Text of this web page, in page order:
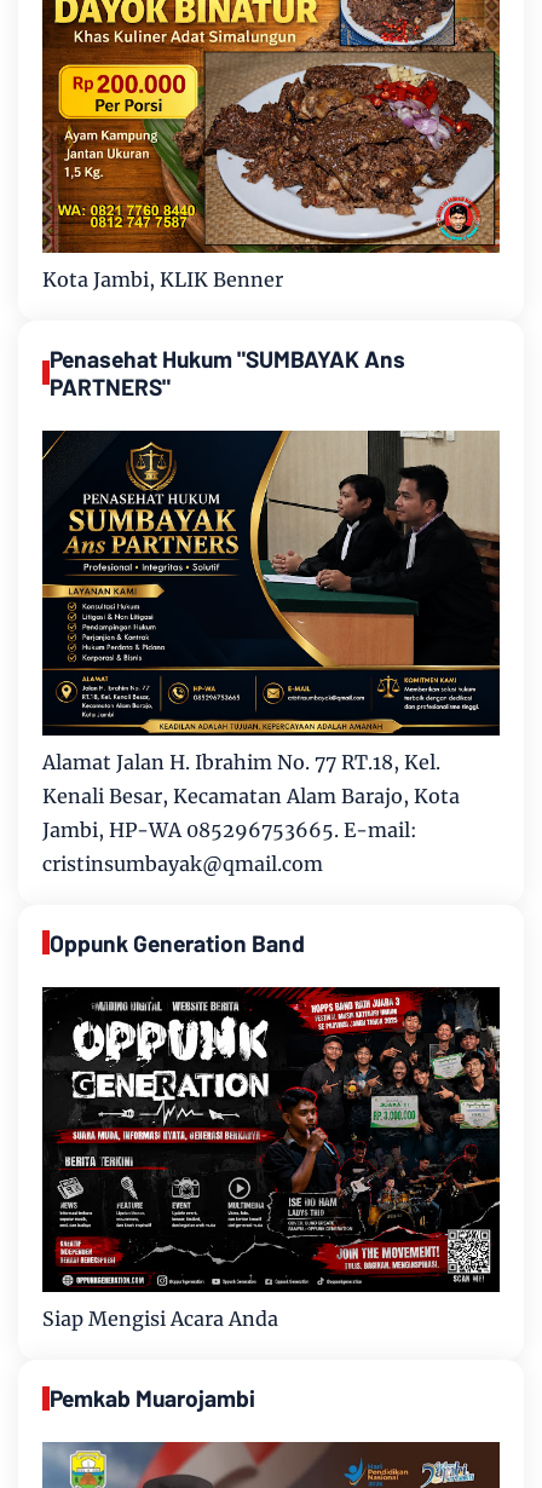
Kota Jambi, KLIK Benner
Penasehat Hukum "SUMBAYAK Ans
PARTNERS"
Alamat Jalan H. Ibrahim No. 77 RT.18, Kel.
Kenali Besar, Kecamatan Alam Barajo, Kota
Jambi, HP-WA 085296753665. E-mail:
cristinsumbayak@qmail.com
Oppunk Generation Band
Siap Mengisi Acara Anda
Pemkab Muarojambi